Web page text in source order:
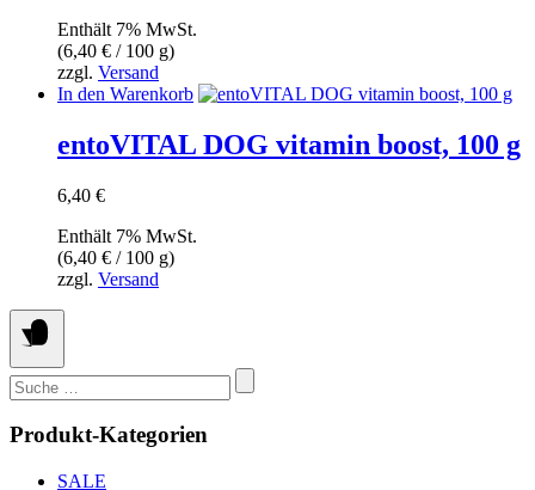
Enthält 7% MwSt.
(6,40 € / 100 g)
zzgl. Versand
In den Warenkorb
entoVITAL DOG vitamin boost, 100 g
6,40 €
Enthält 7% MwSt.
(6,40 € / 100 g)
zzgl. Versand
Suchen
nach:
Produkt-Kategorien
SALE